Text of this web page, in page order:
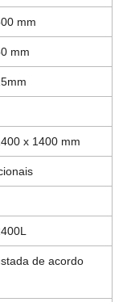
mm
mm
x 1400 mm
de acordo